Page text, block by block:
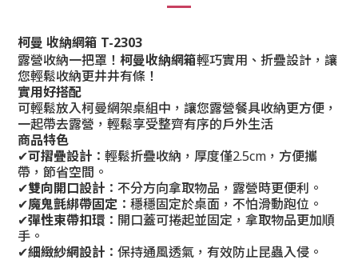
柯曼 收納網箱 T-2303
露營收納一把罩！ 柯曼收納網箱輕巧實用、折疊設計，讓
您輕鬆收納更井井有條！
實用好搭配
可輕鬆放入柯曼網架桌組中，讓您露營餐具收納更方便，
一起帶去露營，輕鬆享受整齊有序的戶外生活
商品特色
✔可摺疊設計 ：輕鬆折疊收納，厚度僅2.5cm，方便攜
帶，節省空間。
✔雙向開口設計 ：不分方向拿取物品，露營時更便利。
✔魔鬼氈綁帶固定 ：穩穩固定於桌面，不怕滑動跑位。
✔彈性束帶扣環 ：開口蓋可捲起並固定，拿取物品更加順
手。
✔細緻紗網設計 ：保持通風透氣，有效防止昆蟲入侵。